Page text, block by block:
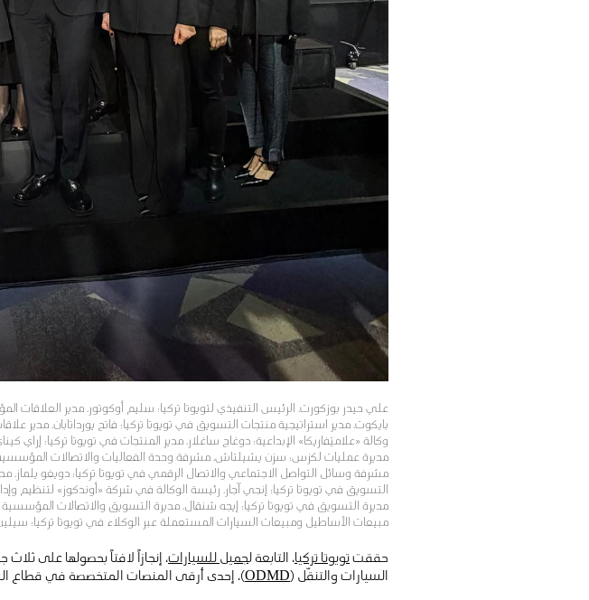
علي حيدر بوزكورت، الرئيس التنفيذي لتويوتا تركيا؛ سليم أوكوتور، مدير العلاقات
بايكوت، مدير استراتيجية منتجات التسويق في تويوتا تركيا؛ فاتح يورداتابان، مدير
وكالة «علامتِفاريكا» الإبداعية؛ دوغاج ساغلار، مدير المنتجات في تويوتا تركيا؛
مديرة عمليات لكزس؛ سزن يشيلتاش، مشرفة وحدة الفعاليات والاتصالات المؤسسية؛
مشرفة وسائل التواصل الاجتماعي والاتصال الرقمي في تويوتا تركيا؛ دويغو يلماز،
التسويق في تويوتا تركيا؛ إنجي آجار، رئيسة الوكالة في شركة «أوندكوز» لتنظيم
مديرة التسويق في تويوتا تركيا؛ إيجه شنقال، مديرة التسويق والاتصالات المؤسسية في
مبيعات الأساطيل ومبيعات السيارات المستعملة عبر الوكلاء في تويوتا تركيا؛
حققتتويوتا تركيا، التابعة لجميل للسيارات
السيارات والتنقّل (ODMD)، إحدى أرقى المنصات المتخصصة في قطاع